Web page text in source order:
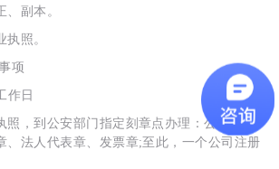
副本。
照。
项
日
，到公安部门指定刻章点办理：公司公
、法人代表章、发票章;至此，一个公司注册